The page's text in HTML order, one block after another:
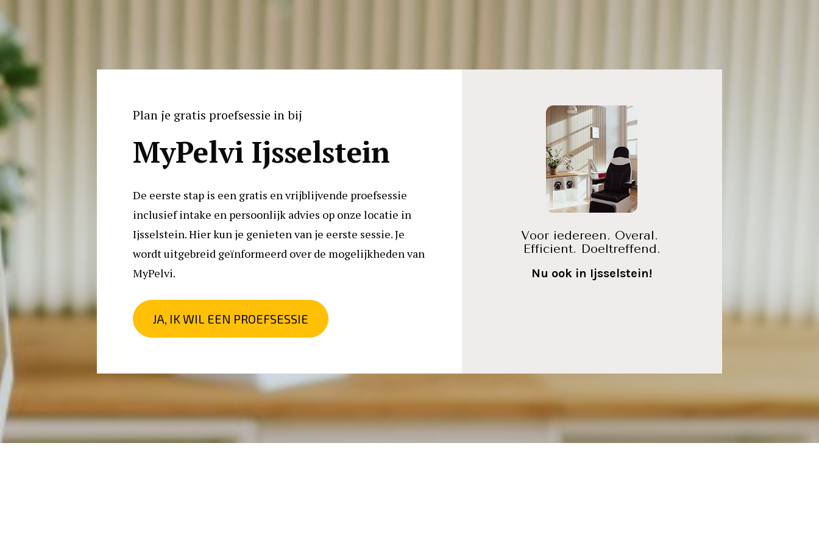
Plan je gratis proefsessie in bij
MyPelvi Ijsselstein
De eerste stap is een gratis en vrijblijvende proefsessie
inclusief intake en persoonlijk advies op onze locatie in
Ijsselstein. Hier kun je genieten van je eerste sessie. Je
wordt uitgebreid geïnformeerd over de mogelijkheden van
MyPelvi.
JA, IK WIL EEN PROEFSESSIE
Voor iedereen. Overal.
Efficient. Doeltreffend.
Nu ook in Ijsselstein!